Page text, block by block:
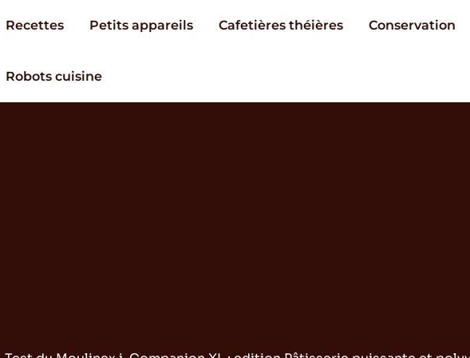
Recettes Petits appareils Cafetières théières Conservation
Robots cuisine